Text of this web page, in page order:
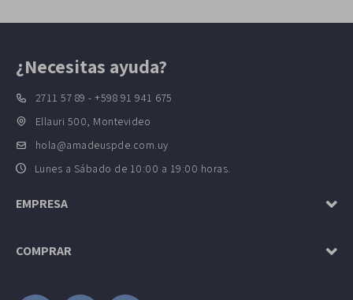
¿Necesitas ayuda?
2711 57 89 - +598 91 941 675
Ellauri 500, Montevideo
hola@amadeuspde.com.uy
Lunes a Sábado de 10:00 a 19:00 horas.
EMPRESA
COMPRAR